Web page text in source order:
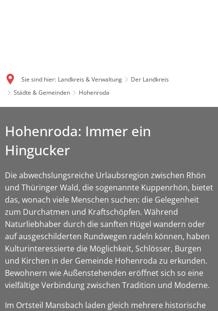
Sie sind hier: Landkreis & Verwaltung
Der Landkreis
Städte & Gemeinden
Hohenroda
Hohenroda: Immer ein
Hingucker
Die abwechslungsreiche Urlaubsregion zwischen Rhön
und Thüringer Wald, die sogenannte Kuppenrhön, bietet
das, wonach viele Menschen suchen: die Gelegenheit
zum Durchatmen und Kraftschöpfen. Während
Naturliebhaber durch die sanften Hügel wandern oder
auf ausgeschilderten Rundwegen radeln können, haben
Kulturinteressierte die Möglichkeit, Schlösser, Burgen
und Kirchen in der Gemeinde Hohenroda zu erkunden.
Bewohnern wie Außenstehenden eröffnet sich so eine
vielfältige Verbindung zwischen Tradition und Moderne.
Im Ortsteil Mansbach laden gleich mehrere historische